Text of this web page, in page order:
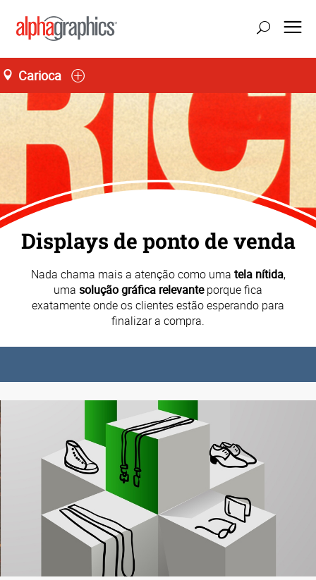
Carioca
Displays de ponto de venda
Nada chama mais a atenção como uma tela nítida,
uma solução gráfica relevanteporque fica
exatamente onde os clientes estão esperando para
finalizar a compra.